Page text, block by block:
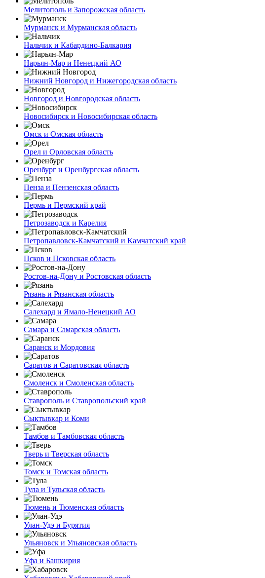
Мелитополь и Запорожская область
Мурманск и Мурманская область
Нальчик и Кабардино-Балкария
Нарьян-Мар и Ненецкий АО
Нижний Новгород и Нижегородская область
Новгород и Новгородская область
Новосибирск и Новосибирская область
Омск и Омская область
Орел и Орловская область
Оренбург и Оренбургская область
Пенза и Пензенская область
Пермь и Пермский край
Петрозаводск и Карелия
Петропавловск-Камчатский и Камчатский край
Псков и Псковская область
Ростов-на-Дону и Ростовская область
Рязань и Рязанская область
Салехард и Ямало-Ненецкий АО
Самара и Самарская область
Саранск и Мордовия
Саратов и Саратовская область
Смоленск и Смоленская область
Ставрополь и Ставропольский край
Сыктывкар и Коми
Тамбов и Тамбовская область
Тверь и Тверская область
Томск и Томская область
Тула и Тульская область
Тюмень и Тюменская область
Улан-Удэ и Бурятия
Ульяновск и Ульяновская область
Уфа и Башкирия